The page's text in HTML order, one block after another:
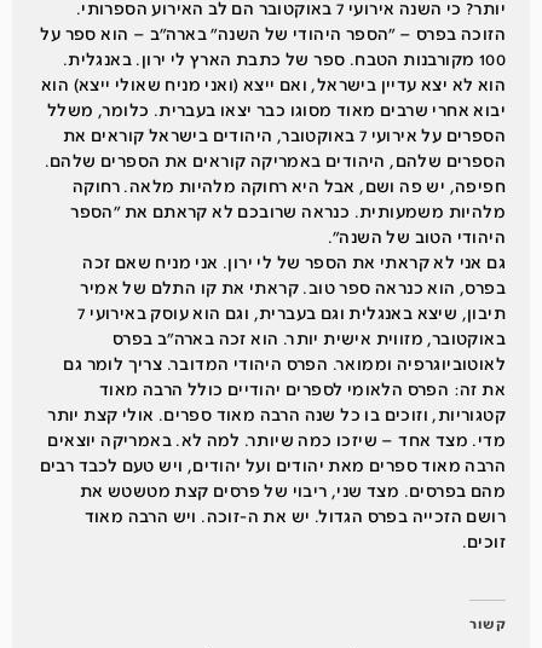
יותר? כי השנה אירועי 7 באוקטובר הם לב האירוע הספרותי.
הזוכה בפרס – ״הספר היהודי של השנה״ בארה״ב – הוא ספר על
100 מקורבנות הטבח. ספר של כתבת הארץ לי ירון. באנגלית.
הוא לא יצא עדיין בישראל, ואם ייצא (ואני מניח שאולי ייצא) הוא
יבוא אחרי שרבים מאוד מסוגו כבר יצאו בעברית. כלומר, משלל
הספרים על אירועי 7 באוקטובר, היהודים בישראל קוראים את
הספרים שלהם, היהודים באמריקה קוראים את הספרים שלהם.
חפיפה, יש פה ושם, אבל היא רחוקה מלהיות מלאה. רחוקה
מלהיות משמעותית. כנראה שרובכם לא קראתם את ״הספר
היהודי הטוב של השנה״.
גם אני לא קראתי את הספר של לי ירון. אני מניח שאם זכה
בפרס, הוא כנראה ספר טוב. קראתי את קו התלם של אמיר
תיבון, שיצא באנגלית וגם בעברית, וגם הוא עוסק באירועי 7
באוקטובר, מזווית אישית יותר. הוא זכה בארה״ב בפרס
לאוטוביוגרפיה וממואר. הפרס היהודי המדובר. צריך לומר גם
את זה: הפרס הלאומי לספרים יהודיים כולל הרבה מאוד
קטגוריות, וזוכים בו כל שנה הרבה מאוד ספרים. אולי קצת יותר
מדי. מצד אחד – שיזכו כמה שיותר. למה לא. באמריקה יוצאים
הרבה מאוד ספרים מאת יהודים ועל יהודים, ויש טעם לכבד רבים
מהם בפרסים. מצד שני, ריבוי של פרסים קצת מטשטש את
רושם הזכייה בפרס הגדול. יש את ה-זוכה. ויש הרבה מאוד
זוכים.
קשור